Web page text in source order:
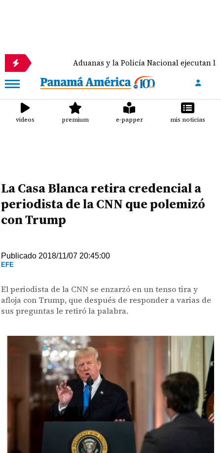
Aduanas y la Policía Nacional ejecutan la
videos premium e-papper mis noticias
La Casa Blanca retira credencial a
periodista de la CNN que polemizó
con Trump
Publicado 2018/11/07 20:45:00
EFE
El periodista de la CNN se enzarzó en un tenso tira y
afloja con Trump, que después de responder a varias de
sus preguntas le retiró la palabra.